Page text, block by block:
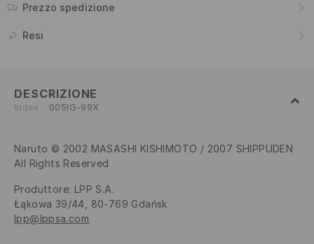
Prezzo spedizione
Resi
DESCRIZIONE
Index 005IG-99X
Naruto © 2002 MASASHI KISHIMOTO / 2007 SHIPPUDEN
All Rights Reserved
Produttore: LPP S.A.
Łąkowa 39/44, 80-769 Gdańsk
lpp@lppsa.com